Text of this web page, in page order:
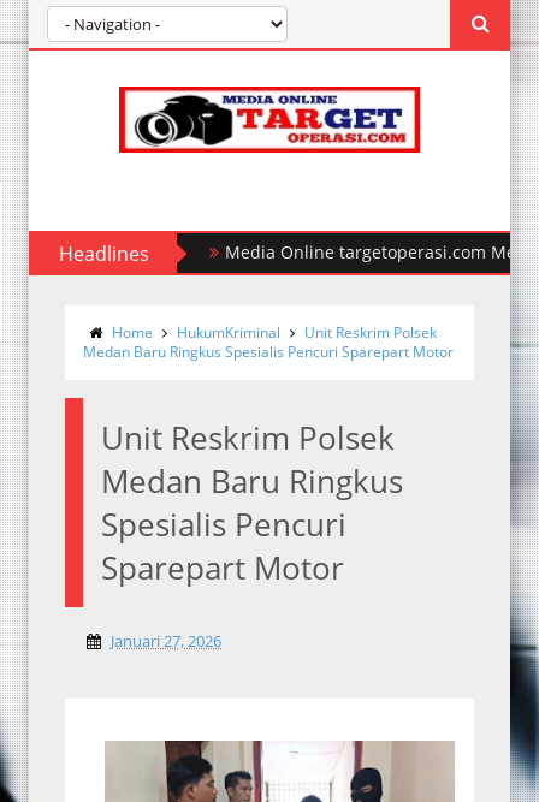
Headlines Polda Sumut Ungkap Kasus
Home HukumKriminal
Unit Reskrim Polsek
Medan Baru Ringkus Spesialis Pencuri Sparepart Motor
Unit Reskrim Polsek
Medan Baru Ringkus
Spesialis Pencuri
Sparepart Motor
Januari 27, 2026